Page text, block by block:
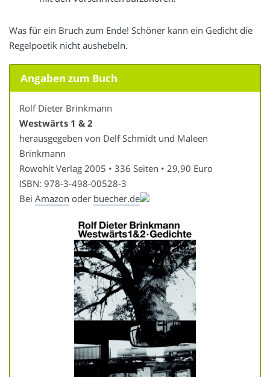
Was für ein Bruch zum Ende! Schöner kann ein Gedicht die
Regelpoetik nicht aushebeln.
Angaben zum Buch
Rolf Dieter Brinkmann
Westwärts 1 & 2
herausgegeben von Delf Schmidt und Maleen
Brinkmann
Rowohlt Verlag 2005 • 336 Seiten • 29,90 Euro
ISBN: 978-3-498-00528-3
Bei Amazon oder buecher.de